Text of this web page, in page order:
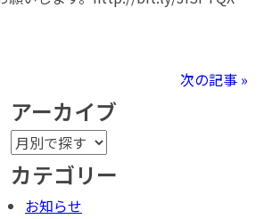
次の記事 »
アーカイブ
カテゴリー
お知らせ